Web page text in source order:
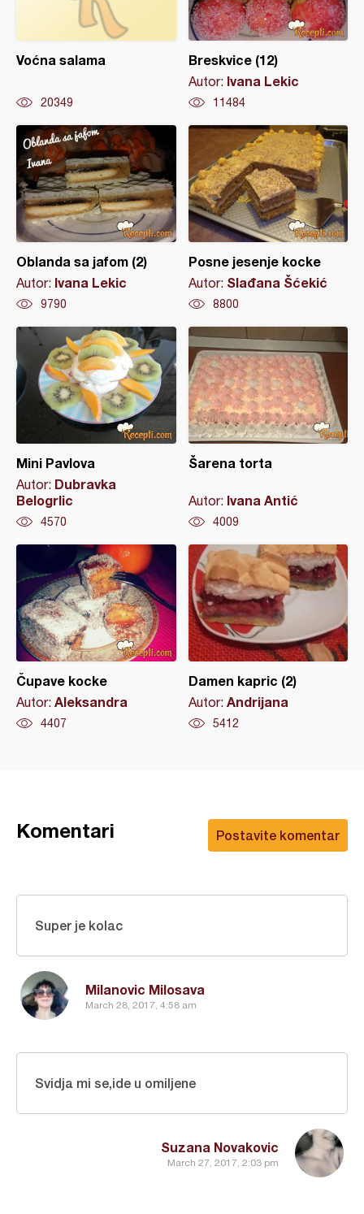
Voćna salama
20349
Breskvice (12)
Autor: Ivana Lekic
11484
Oblanda sa jafom (2)
Autor: Ivana Lekic
9790
Posne jesenje kocke
Autor: Slađana Šćekić
8800
Mini Pavlova
Autor: Dubravka
Belogrlic
4570
Šarena torta
Autor: Ivana Antić
4009
Čupave kocke
Autor: Aleksandra
4407
Damen kapric (2)
Autor: Andrijana
5412
Postavite komentar
Komentari
Milanovic Milosava
March 28, 2017, 4:58 am
Super je kolac
Suzana Novakovic
March 27, 2017, 2:03 pm
Svidja mi se,ide u omiljene